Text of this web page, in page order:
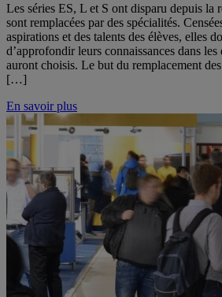
Les séries ES, L et S ont disparu depuis la
sont remplacées par des spécialités.
aspirations et des talents des élèves, elles
d’approfondir leurs connaissances dans les
auront choisis. Le but du remplacement
[…]
En savoir plus